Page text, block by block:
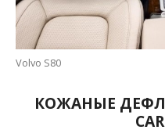
Volvo S80
КОЖАНЫЕ